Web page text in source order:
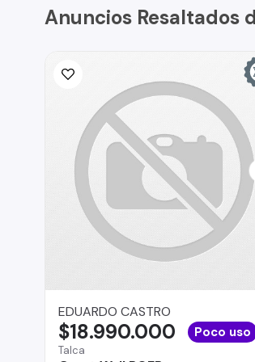
Anuncios Resaltados
EDUARDO CASTRO
Talca
$18.990.000 Poco uso